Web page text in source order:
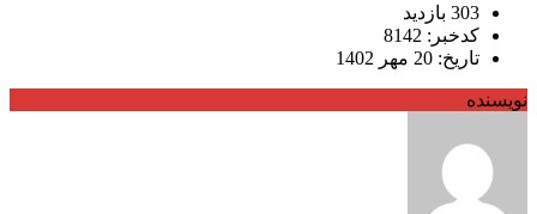
303 بازدید
کدخبر: 8142
تاریخ: 20 مهر 1402
نویسنده